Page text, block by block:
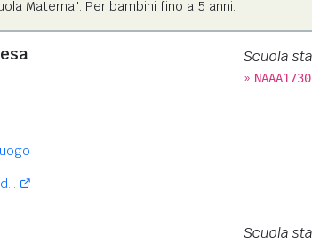
Materna". Per bambini fino a 5 anni.
Scuola
»
Scuola